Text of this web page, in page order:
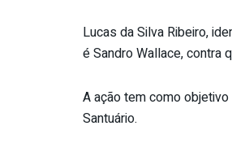
Lucas da Silva Ribeiro,
é Sandro Wallace, contra
A ação tem como
Santuário.